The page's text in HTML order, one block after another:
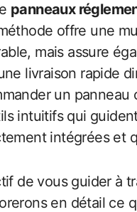
panneaux
offre une
mais assure
livraison rapide
un
intuitifs qui
intégrées et
de vous guider à
en détail ce